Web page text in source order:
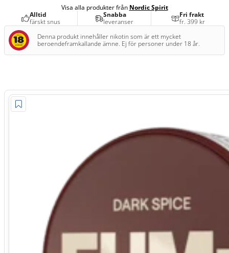
Visa alla produkter från Nordic Spirit
Alltid
färskt snus
Snabba
leveranser
Fri frakt
fr. 399 kr
Denna produkt innehåller nikotin som är ett mycket
beroendeframkallande ämne. Ej för personer under 18 år.